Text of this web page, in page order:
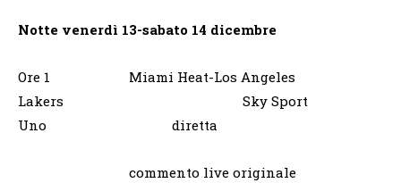
Notte venerdì 13-sabato 14 dicembre
Ore 1 Miami Heat-Los Angeles
Lakers Sky Sport
Uno diretta
commento live originale